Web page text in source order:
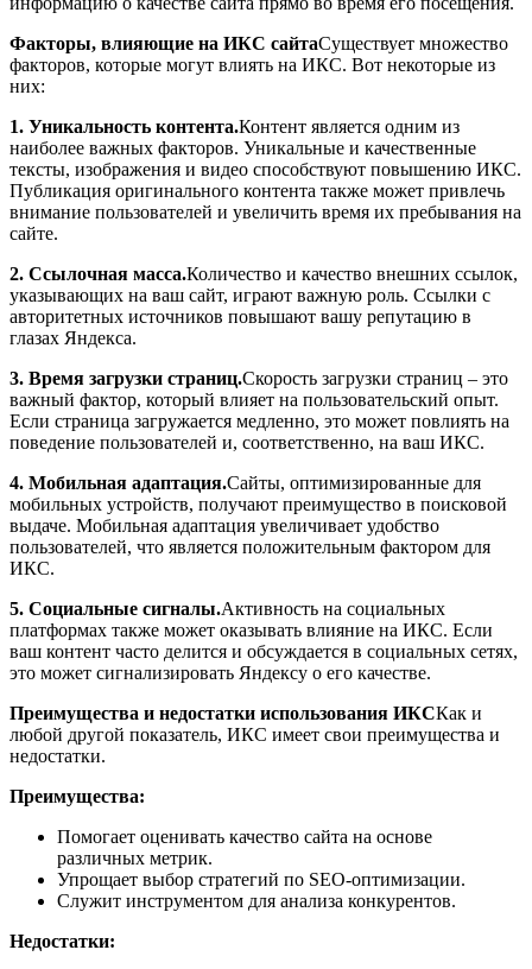
Факторы, влияющие на ИКС сайтаСуществует множество
факторов, которые могут влиять на ИКС. Вот некоторые из
них:
1. Уникальность контента.Контент является одним из
наиболее важных факторов. Уникальные и качественные
тексты, изображения и видео способствуют повышению ИКС.
Публикация оригинального контента также может привлечь
внимание пользователей и увеличить время их пребывания на
сайте.
2. Ссылочная масса.Количество и качество внешних ссылок,
указывающих на ваш сайт, играют важную роль. Ссылки с
авторитетных источников повышают вашу репутацию в
глазах Яндекса.
3. Время загрузки страниц.Скорость загрузки страниц – это
важный фактор, который влияет на пользовательский опыт.
Если страница загружается медленно, это может повлиять на
поведение пользователей и, соответственно, на ваш ИКС.
4. Мобильная адаптация.Сайты, оптимизированные для
мобильных устройств, получают преимущество в поисковой
выдаче. Мобильная адаптация увеличивает удобство
пользователей, что является положительным фактором для
ИКС.
5. Социальные сигналы.Активность на социальных
платформах также может оказывать влияние на ИКС. Если
ваш контент часто делится и обсуждается в социальных сетях,
это может сигнализировать Яндексу о его качестве.
Преимущества и недостатки использования ИКСКак и
любой другой показатель, ИКС имеет свои преимущества и
недостатки.
Преимущества:
Помогает оценивать качество сайта на основе
различных метрик.
Упрощает выбор стратегий по SEO-оптимизации.
Служит инструментом для анализа конкурентов.
Недостатки: